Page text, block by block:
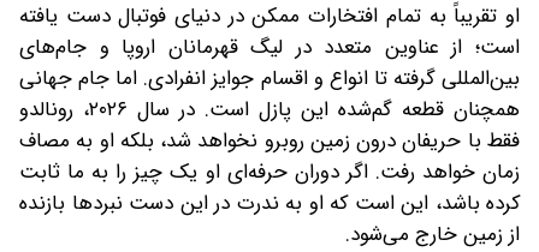
او تقریباً به تمام افتخارات ممکن در دنیای فوتبال دست یافته
است؛ از عناوین متعدد در لیگ قهرمانان اروپا و جام‌های
بین‌المللی گرفته تا انواع و اقسام جوایز انفرادی. اما جام جهانی
همچنان قطعه گم‌شده این پازل است. در سال ۲۰۲۶، رونالدو
فقط با حریفان درون زمین روبرو نخواهد شد، بلکه او به مصاف
زمان خواهد رفت. اگر دوران حرفه‌ای او یک چیز را به ما ثابت
کرده باشد، این است که او به ندرت در این دست نبردها بازنده
از زمین خارج می‌شود.